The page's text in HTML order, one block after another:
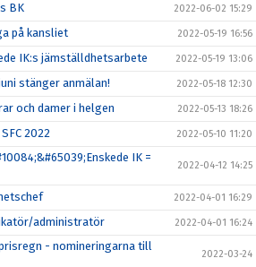
BK 2022-06-02 15:29
på kansliet 2022-05-19 16:56
IK:s jämställdhetsarbete 2022-05-19 13:06
stänger anmälan! 2022-05-18 12:30
och damer i helgen 2022-05-13 18:26
2022 2022-05-10 11:20
IK =
2022-04-12 14:25
2022-04-01 16:29
administratör 2022-04-01 16:24
- nomineringarna till
2022-03-24